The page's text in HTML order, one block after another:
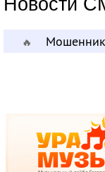
Новости
🔥